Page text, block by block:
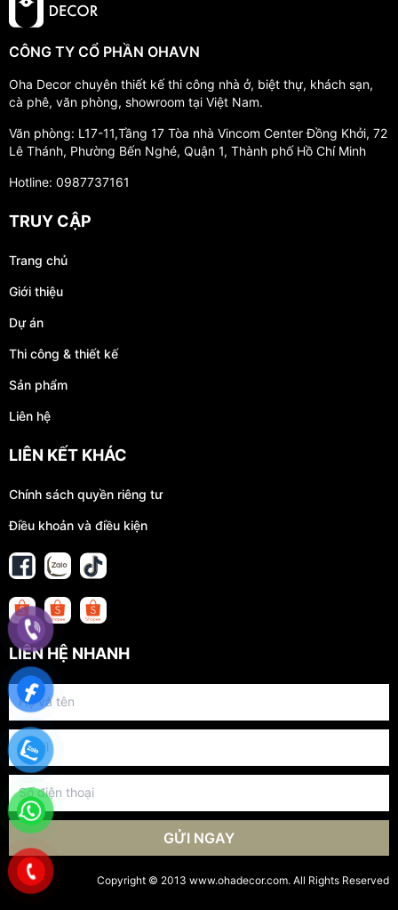
CÔNG TY CỔ PHẦN OHAVN
Oha Decor chuyên thiết kế thi công nhà ở, biệt thự, khách sạn,
cà phê, văn phòng, showroom tại Việt Nam.
Văn phòng: L17-11,Tầng 17 Tòa nhà Vincom Center Đồng Khởi, 72
Lê Thánh, Phường Bến Nghé, Quận 1, Thành phố Hồ Chí Minh
Hotline: 0987737161
TRUY CẬP
Trang chủ
Giới thiệu
Dự án
Thi công & thiết kế
Sản phẩm
Liên hệ
LIÊN KẾT KHÁC
Chính sách quyền riêng tư
Điều khoản và điều kiện
LIÊN HỆ NHANH
GỬI NGAY
Copyright © 2013 www.ohadecor.com. All Rights Reserved